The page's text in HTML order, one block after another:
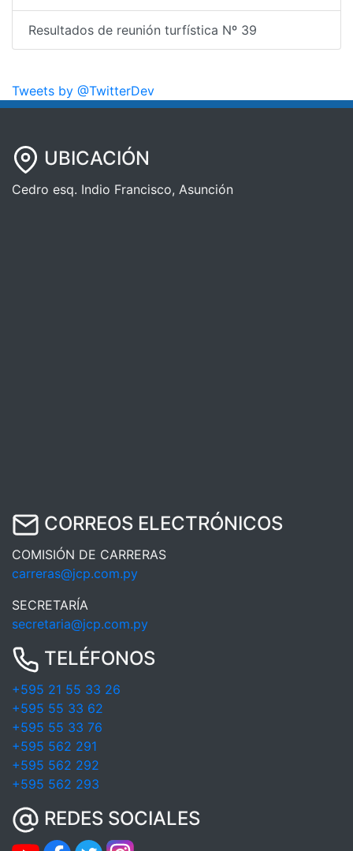
Resultados de reunión turfística Nº 39
Tweets by @TwitterDev
UBICACIÓN
Cedro esq. Indio Francisco, Asunción
CORREOS ELECTRÓNICOS
COMISIÓN DE CARRERAS
carreras@jcp.com.py
SECRETARÍA
secretaria@jcp.com.py
TELÉFONOS
+595 21 55 33 26
+595 55 33 62
+595 55 33 76
+595 562 291
+595 562 292
+595 562 293
REDES SOCIALES